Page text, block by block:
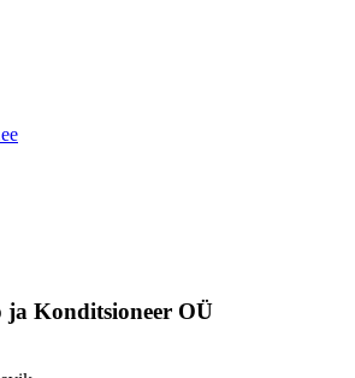
ja Konditsioneer OÜ